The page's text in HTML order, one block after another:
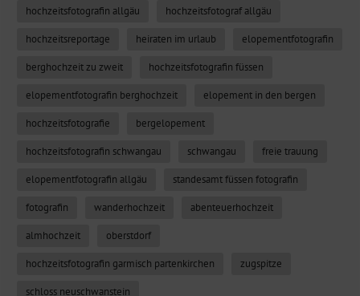
hochzeitsfotografin allgäu hochzeitsfotograf allgäu
hochzeitsreportage heiraten im urlaub elopementfotografin
berghochzeit zu zweit hochzeitsfotografin füssen
elopementfotografin berghochzeit elopement in den bergen
hochzeitsfotografie bergelopement
hochzeitsfotografin schwangau schwangau freie trauung
elopementfotografin allgäu standesamt füssen fotografin
fotografin wanderhochzeit abenteuerhochzeit
almhochzeit oberstdorf
hochzeitsfotografin garmisch partenkirchen zugspitze
schloss neuschwanstein